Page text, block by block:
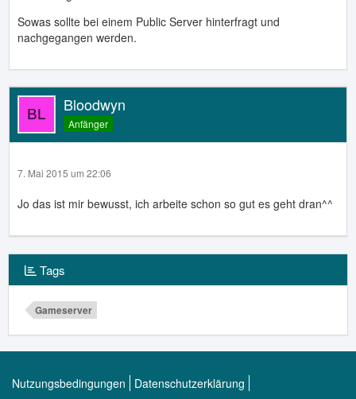
Sowas sollte bei einem Public Server hinterfragt und
nachgegangen werden.
Bloodwyn
Anfänger
7. Mai 2015 um 22:06
Jo das ist mir bewusst, ich arbeite schon so gut es geht dran^^
Tags
Gameserver
Nutzungsbedingungen Datenschutzerklärung